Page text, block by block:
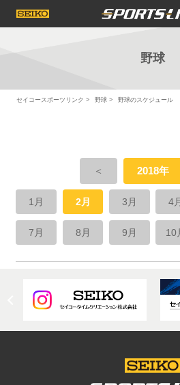
野球
セイコースポーツリンク 野球 野球のスケジュール
＜ 2018年
1月 2月 3月 4
7月 8月 9月 10